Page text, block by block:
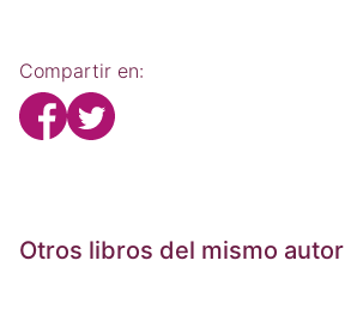
Compartir en:
Otros libros del mismo autor